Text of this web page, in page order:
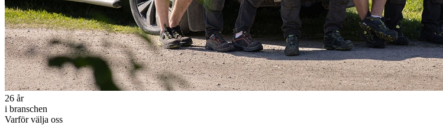
26 år
i branschen
Varför välja oss